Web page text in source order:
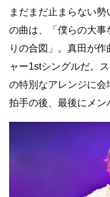
まだまだ止まらない
の曲は、「僕らの大事
りの合図」。真田が
ャー1stシングルだ。
の特別なアレンジに
拍手の後、最後にメン